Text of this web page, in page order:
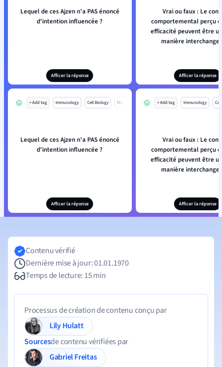
Lequel de ces Ajzen n'a PAS énoncé
d'intention influencée ?
Afficer la réponse
Vrai ou faux : Le
comportemental perçu
efficacité peuvent être
manière
Afficer la réponse
+ Add tag Immunology Cell Biology Mo
Lequel de ces Ajzen n'a PAS énoncé
d'intention influencée ?
Afficer la réponse
+ Add tag Immunology
Vrai ou faux : Le
comportemental perçu
efficacité peuvent être
manière
Afficer la réponse
Contenu vérifié
Dernière mise à jour: 01.01.1970
Temps de lecture: 15 min
Processus de création de contenu conçu par
Lily Hulatt
Sourcesde contenu vérifiées par
Gabriel Freitas